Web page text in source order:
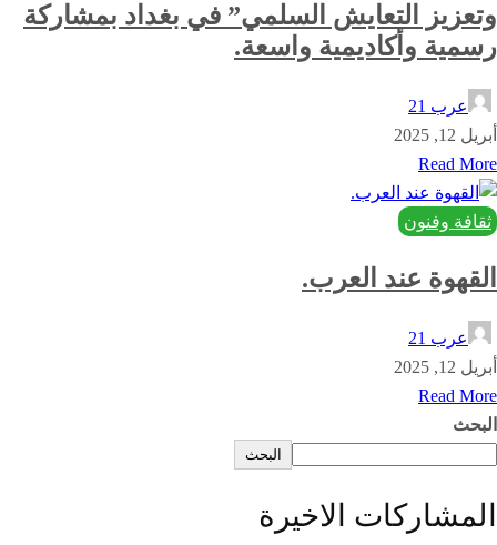
وتعزيز التعايش السلمي” في بغداد بمشاركة
رسمية وأكاديمية واسعة.
عرب 21
أبريل 12, 2025
Read More
ثقافة وفنون
القهوة عند العرب.
عرب 21
أبريل 12, 2025
Read More
البحث
البحث
المشاركات الاخيرة